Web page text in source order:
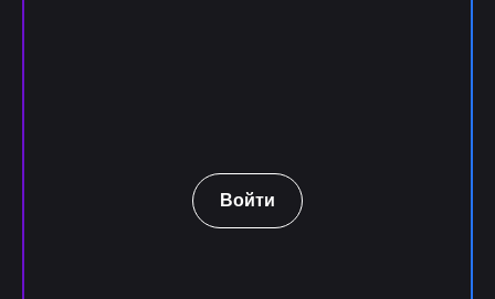
Войти